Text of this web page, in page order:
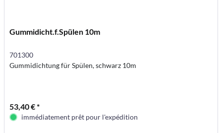
Gummidicht.f.Spülen 10m
701300
Gummidichtung für Spülen, schwarz 10m
53,40 € *
immédiatement prêt pour l'expédition